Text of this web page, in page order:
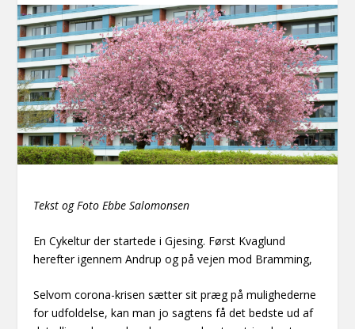
Tekst og Foto Ebbe Salomonsen
En Cykeltur der startede i Gjesing. Først Kvaglund
herefter igennem Andrup og på vejen mod Bramming,
Selvom corona-krisen sætter sit præg på mulighederne
for udfoldelse, kan man jo sagtens få det bedste ud af